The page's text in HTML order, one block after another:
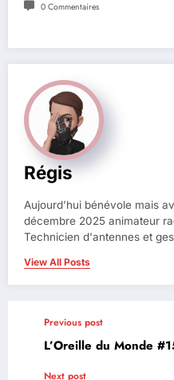
0 Commentaires
Régis
Aujourd’hui bénévole mais
décembre 2025 animateur
Technicien d'antennes et
View All Posts
Previous post
L’Oreille du Monde
Next post